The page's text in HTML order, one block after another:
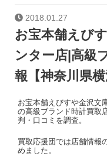
2018.01.27
お宝本舗えび
ンター店|高級
報【神奈川県横
お宝本舗えびすや金沢文
の高級ブランド時計買取
判・口コミを調査。
買取応援団では店舗情報
めました。